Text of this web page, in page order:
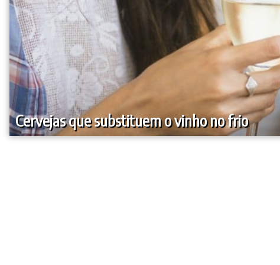
Cervejas que substituem o vinho no frio